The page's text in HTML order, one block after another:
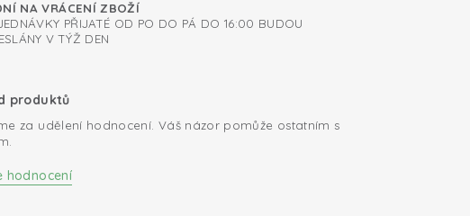
NA VRÁCENÍ ZBOŽÍ
PŘIJATÉ OD PO DO PÁ DO 16:00 BUDOU
V TÝŽ DEN
produktů
za udělení hodnocení. Váš názor pomůže ostatním s
hodnocení